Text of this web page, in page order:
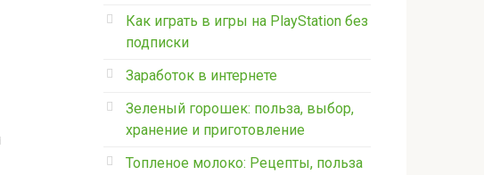
Как играть в игры на PlayStation без
подписки
Заработок в интернете
Зеленый горошек: польза, выбор,
хранение и приготовление
Топленое молоко: Рецепты, польза